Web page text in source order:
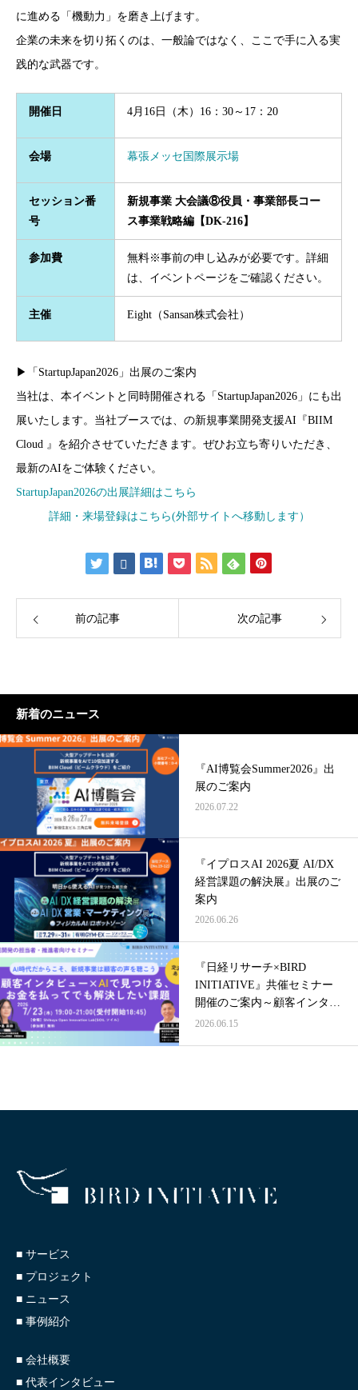
に進める「機動力」を磨き上げます。
企業の未来を切り拓くのは、一般論ではなく、ここで手に入る実
践的な武器です。
開催日 4月16日（木）16：30～17：20
会場 幕張メッセ国際展示場
セッション番
号
新規事業 大会議⑧役員・事業部長コー
ス事業戦略編【DK-216】
参加費
無料※事前の申し込みが必要です。詳細
は、イベントページをご確認ください。
主催 Eight（Sansan株式会社）
▶「StartupJapan2026」出展のご案内
当社は、本イベントと同時開催される「StartupJapan2026」にも出
展いたします。当社ブースでは、の新規事業開発支援AI『BIIM
Cloud 』を紹介させていただきます。ぜひお立ち寄りいただき、
最新のAIをご体験ください。
StartupJapan2026の出展詳細はこちら
詳細・来場登録はこちら(外部サイトへ移動します）
前の記事 次の記事
新着のニュース
『AI博覧会Summer2026』出
展のご案内
2026.07.22
『イプロスAI 2026夏 AI/DX
経営課題の解決展』出展のご
案内
2026.06.26
『日経リサーチ×BIRD
INITIATIVE』共催セミナー
開催のご案内～顧客インタビ
ュー×AIで見つける、お金を
2026.06.15
■ サービス
■ プロジェクト
■ ニュース
■ 事例紹介
■ 会社概要
■ 代表インタビュー